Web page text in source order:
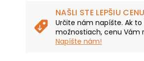
NAŠLI STE LEPŠIU
Určite nám napíšte. Ak
možnostiach, cenu Vám
Napíšte nám!